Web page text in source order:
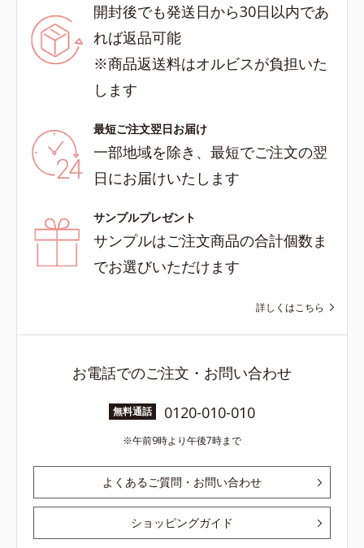
開封後でも発送日から30日以内であ
れば返品可能
※商品返送料はオルビスが負担いた
します
最短ご注文翌日お届け
一部地域を除き、最短でご注文の翌
日にお届けいたします
サンプルプレゼント
サンプルはご注文商品の合計個数ま
でお選びいただけます
詳しくはこちら
お電話でのご注文・お問い合わせ
無料通話 0120-010-010
午前9時より午後7時まで
よくあるご質問・お問い合わせ
ショッピングガイド